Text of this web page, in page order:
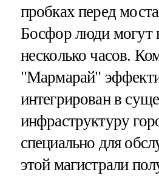
пробках перед
Босфор люди могут
несколько часов.
"Мармарай"
интегрирован в
инфраструктуру
специально для
этой магистрали